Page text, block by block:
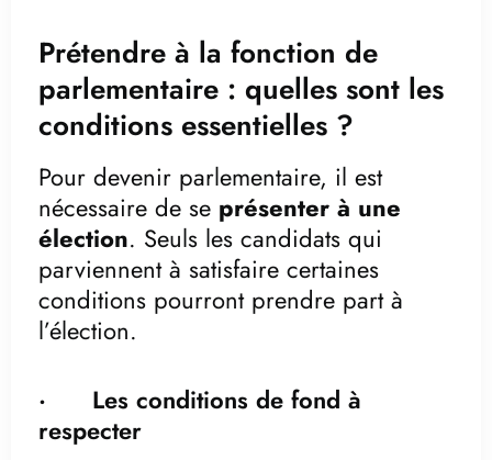
Prétendre à la fonction de
parlementaire : quelles sont les
conditions essentielles ?
Pour devenir parlementaire, il est
nécessaire de se présenter à une
élection. Seuls les candidats qui
parviennent à satisfaire certaines
conditions pourront prendre part à
l’élection.
· Les conditions de fond à
respecter